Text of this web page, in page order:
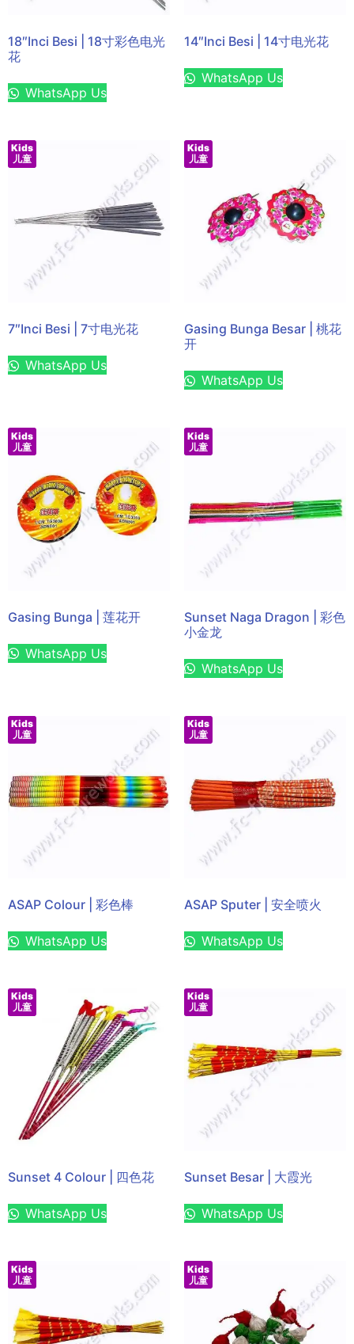
18″Inci Besi | 18寸彩色电光
花
WhatsApp Us
14″Inci Besi | 14寸电光花
WhatsApp Us
Kids
儿童
7″Inci Besi | 7寸电光花
WhatsApp Us
Kids
儿童
Gasing Bunga Besar | 桃花
开
WhatsApp Us
Kids
儿童
Gasing Bunga | 莲花开
WhatsApp Us
Kids
儿童
Sunset Naga Dragon | 彩色
小金龙
WhatsApp Us
Kids
儿童
ASAP Colour | 彩色棒
WhatsApp Us
Kids
儿童
ASAP Sputer | 安全喷火
WhatsApp Us
Kids
儿童
Sunset 4 Colour | 四色花
WhatsApp Us
Kids
儿童
Sunset Besar | 大霞光
WhatsApp Us
Kids
儿童
Kids
儿童